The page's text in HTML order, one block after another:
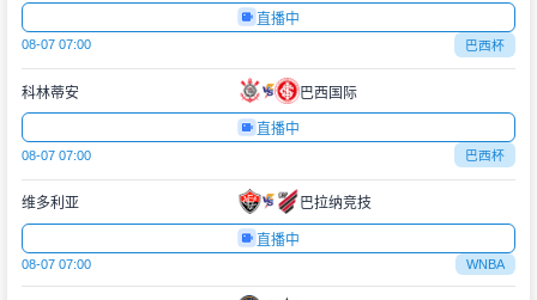
直播中
08-07 07:00 巴西杯
科林蒂安 巴西国际
直播中
08-07 07:00 巴西杯
维多利亚 巴拉纳竞技
直播中
08-07 07:00 WNBA